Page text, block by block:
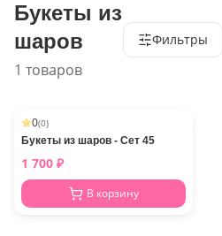
Букеты из
шаров
1 товаров
Фильтры
0(0)
Букеты из шаров - Сет 45
1 700 ₽
В корзину